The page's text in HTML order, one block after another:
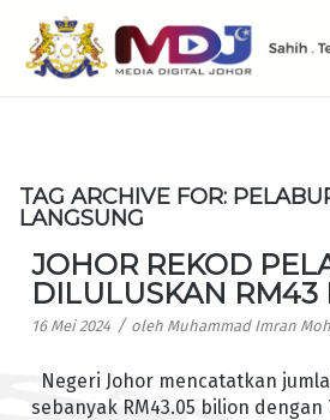
TAG ARCHIVE FOR:
LANGSUNG
JOHOR REKOD
DILULUSKAN RM43
16 Mei 2024 / oleh Muhammad Imran
Negeri Johor mencatatkan
sebanyak RM43.05 bilion dengan